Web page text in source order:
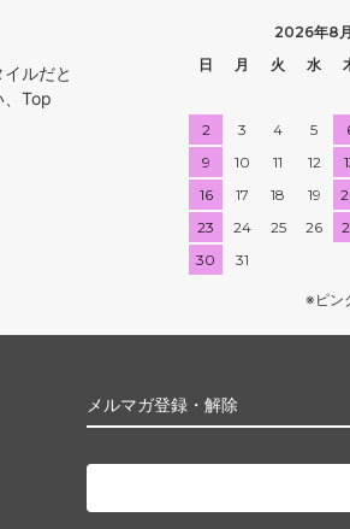
ルだと
、Top
2026年8月
日
月 火 水
2
3 4 5
9
10 11 12
16
17 18 19
23
24 25 26
30
31
※ピン
メルマガ登録・解除